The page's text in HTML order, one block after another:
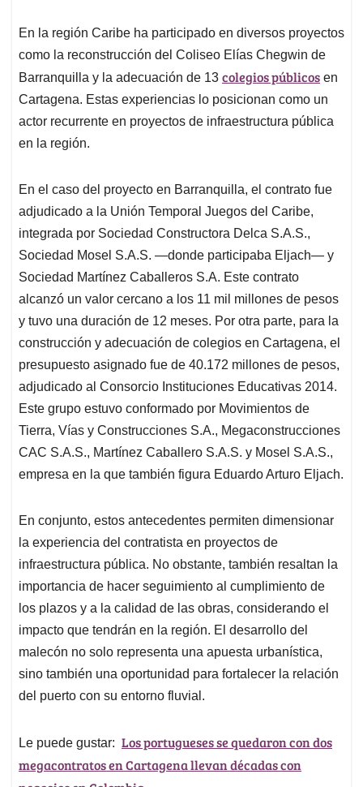
En la región Caribe ha participado en diversos proyectos
como la reconstrucción del Coliseo Elías Chegwin de
Barranquilla y la adecuación de 13 colegios públicos en
Cartagena. Estas experiencias lo posicionan como un
actor recurrente en proyectos de infraestructura pública
en la región.
En el caso del proyecto en Barranquilla, el contrato fue
adjudicado a la Unión Temporal Juegos del Caribe,
integrada por Sociedad Constructora Delca S.A.S.,
Sociedad Mosel S.A.S. —donde participaba Eljach— y
Sociedad Martínez Caballeros S.A. Este contrato
alcanzó un valor cercano a los 11 mil millones de pesos
y tuvo una duración de 12 meses. Por otra parte, para la
construcción y adecuación de colegios en Cartagena, el
presupuesto asignado fue de 40.172 millones de pesos,
adjudicado al Consorcio Instituciones Educativas 2014.
Este grupo estuvo conformado por Movimientos de
Tierra, Vías y Construcciones S.A., Megaconstrucciones
CAC S.A.S., Martínez Caballero S.A.S. y Mosel S.A.S.,
empresa en la que también figura Eduardo Arturo Eljach.
En conjunto, estos antecedentes permiten dimensionar
la experiencia del contratista en proyectos de
infraestructura pública. No obstante, también resaltan la
importancia de hacer seguimiento al cumplimiento de
los plazos y a la calidad de las obras, considerando el
impacto que tendrán en la región. El desarrollo del
malecón no solo representa una apuesta urbanística,
sino también una oportunidad para fortalecer la relación
del puerto con su entorno fluvial.
Le puede gustar: Los portugueses se quedaron con dos
megacontratos en Cartagena llevan décadas con